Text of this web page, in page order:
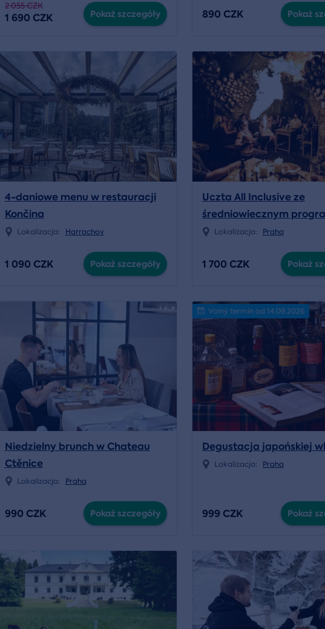
2 055 CZK
1 690 CZK Pokaż szczegóły 890 CZK Pokaż
4-daniowe menu w restauracji
Končina
Lokalizacja: Harrachov
1 090 CZK Pokaż szczegóły
Uczta All Inclusive ze
średniowiecznym
Lokalizacja: Praha
1 700 CZK Pokaż
Niedzielny brunch w Chateau
Ctěnice
Lokalizacja: Praha
990 CZK Pokaż szczegóły
Volný termín od 14.09.2026
Degustacja japońskiej
Lokalizacja: Praha
999 CZK Pokaż